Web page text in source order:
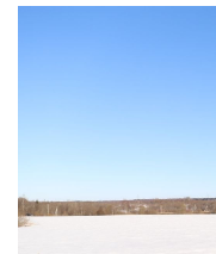
ИНСТРУМЕНТ И
БИБЛИОТЕКА